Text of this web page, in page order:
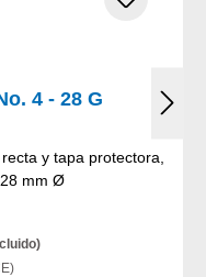
4 - 28 G
y tapa protectora,
mm Ø